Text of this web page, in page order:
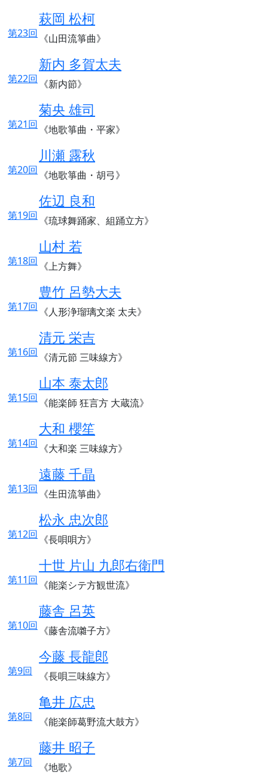
第23回
萩岡 松柯
《山田流箏曲》
第22回
新内 多賀太夫
《新内節》
第21回
菊央 雄司
《地歌箏曲・平家》
第20回
川瀬 露秋
《地歌箏曲・胡弓》
第19回
佐辺 良和
《琉球舞踊家、組踊立方》
第18回
山村 若
《上方舞》
第17回
豊竹 呂勢大夫
《人形浄瑠璃文楽 太夫》
第16回
清元 栄吉
《清元節 三味線方》
第15回
山本 泰太郎
《能楽師 狂言方 大蔵流》
第14回
大和 櫻笙
《大和楽 三味線方》
第13回
遠藤 千晶
《生田流箏曲》
第12回
松永 忠次郎
《長唄唄方》
第11回
十世 片山 九郎右衛門
《能楽シテ方観世流》
第10回
藤舎 呂英
《藤舎流囃子方》
第9回
今藤 長龍郎
《長唄三味線方》
第8回
亀井 広忠
《能楽師葛野流大鼓方》
第7回
藤井 昭子
《地歌》